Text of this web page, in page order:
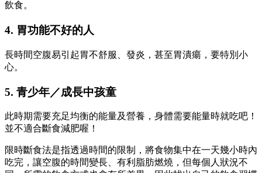
飲食。
4. 胃功能不好的人
長時間空腹易引起胃不舒服、發炎，甚至胃潰瘍，要特別小
心。
5. 青少年／成長中孩童
此時期需要充足均衡的能量及營養，身體需要能量時就吃吧！
並不適合斷食減肥喔！
限時斷食法是指透過時間的限制，將食物集中在一天幾小時內
吃完，讓空腹的時間變長、有利脂肪燃燒，但每個人狀況不